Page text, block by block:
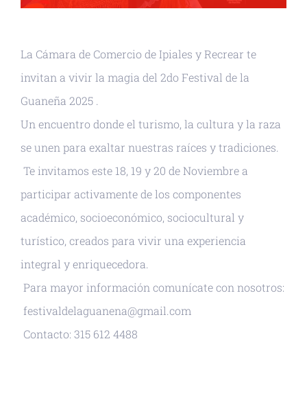
La Cámara de Comercio de Ipiales y Recrear te
invitan a vivir la magia del 2do Festival de la
Guaneña 2025 .
Un encuentro donde el turismo, la cultura y la raza
se unen para exaltar nuestras raíces y tradiciones.
Te invitamos este 18, 19 y 20 de Noviembre a
participar activamente de los componentes
académico, socioeconómico, sociocultural y
turístico, creados para vivir una experiencia
integral y enriquecedora.
Para mayor información comunícate con nosotros:
festivaldelaguanena@gmail.com
Contacto: 315 612 4488